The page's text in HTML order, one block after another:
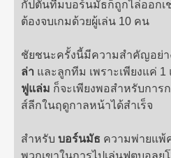
กัปตันทีมบอร์นมัธก็ถูกไล่ออกเ
ต้องจบเกมด้วยผู้เล่น 10 คน
ชัยชนะครั้งนี้มีความสำคัญอย่า
ล่า และลูกทีม เพราะเพียงแค่
ฟูแล่ม ก็จะเพียงพอสำหรับการ
ส์ลีกในฤดูกาลหน้าได้สำเร็จ
สำหรับ บอร์นมัธ ความพ่ายแพ้
พวกเขาในการไปเล่นฟุตบอล